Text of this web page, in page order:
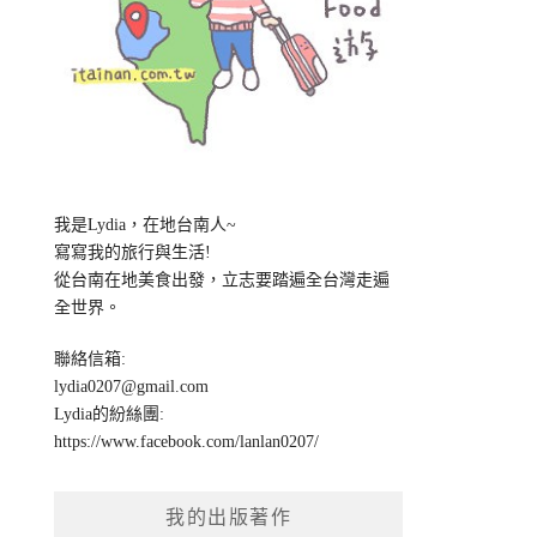
我是Lydia，在地台南人~
寫寫我的旅行與生活!
從台南在地美食出發，立志要踏遍全台灣走遍
全世界。
聯絡信箱:
lydia0207@gmail.com
Lydia的紛絲團:
https://www.facebook.com/lanlan0207/
我的出版著作